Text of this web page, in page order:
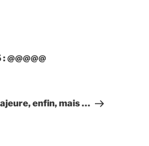
enfin, mais …